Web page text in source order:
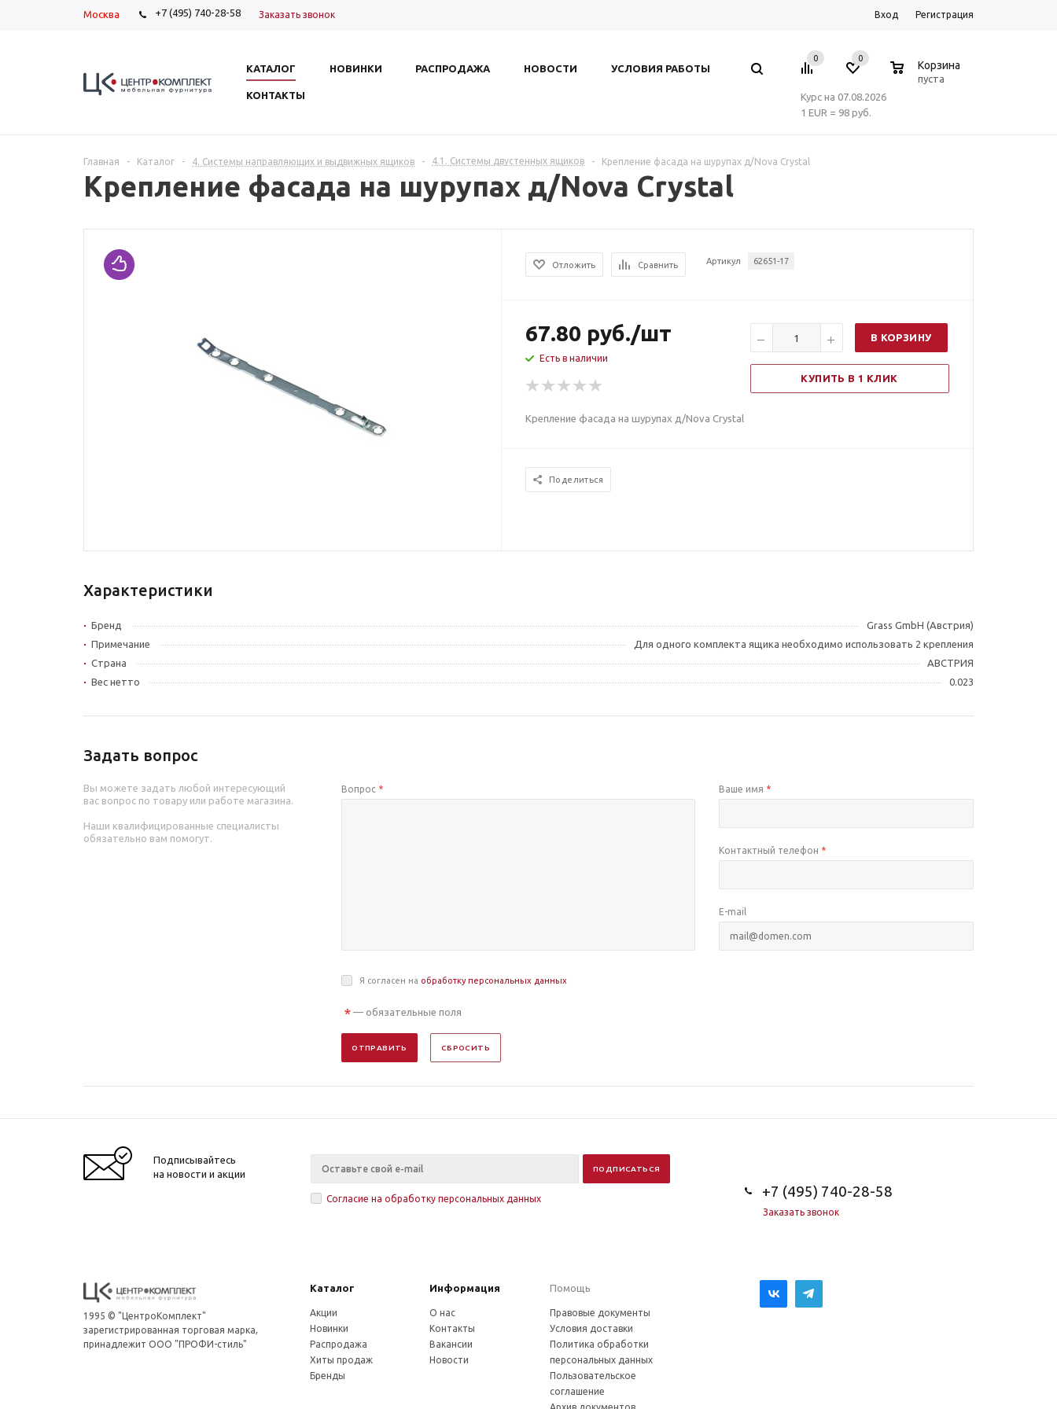
Москва +7 (495) 740-28-58 Заказать звонок Вход Регистрация
КАТАЛОГ НОВИНКИ РАСПРОДАЖА НОВОСТИ УСЛОВИЯ РАБОТЫ
КОНТАКТЫ
0 0
Корзина
пуста
Курс на 07.08.2026
1 EUR = 98 руб.
Главная - Каталог - 4. Системы направляющих и выдвижных ящиков - 4.1. Системы двустенных ящиков - Крепление фасада на шурупах д/Nova Crystal
Крепление фасада на шурупах д/Nova Crystal
Отложить Сравнить Артикул 62651-17
67.80 руб./шт
Есть в наличии
В КОРЗИНУ
КУПИТЬ В 1 КЛИК
Крепление фасада на шурупах д/Nova Crystal
Поделиться
Характеристики
Бренд
Grass GmbH (Австрия)
Примечание
Для одного комплекта ящика необходимо использовать 2 крепления
Страна
АВСТРИЯ
Вес нетто
0.023
Задать вопрос
Вы можете задать любой интересующий
вас вопрос по товару или работе магазина.
Наши квалифицированные специалисты
обязательно вам помогут.
Вопрос * Ваше имя *
Контактный телефон *
E-mail
Я согласен на обработку персональных данных
* — обязательные поля
ОТПРАВИТЬ СБРОСИТЬ
Подписывайтесь
на новости и акции
Согласие на обработку персональных данных +7 (495) 740-28-58
Заказать звонок
1995 © "ЦентроКомплект"
зарегистрированная торговая марка,
принадлежит ООО "ПРОФИ-стиль"
Каталог Информация Помощь
Акции
Новинки
Распродажа
Хиты продаж
Бренды
О нас
Контакты
Вакансии
Новости
Правовые документы
Условия доставки
Политика обработки
персональных данных
Пользовательское
соглашение
Архив документов